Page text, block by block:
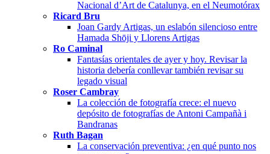
Nacional d’Art de Catalunya, en el Neumotórax
Ricard Bru
Joan Gardy Artigas, un eslabón silencioso entre
Hamada Shōji y Llorens Artigas
Ro Caminal
Fantasías orientales de ayer y hoy. Revisar la
historia debería conllevar también revisar su
legado visual
Roser Cambray
La colección de fotografía crece: el nuevo
depósito de fotografías de Antoni Campañà i
Bandranas
Ruth Bagan
La conservación preventiva: ¿en qué punto nos